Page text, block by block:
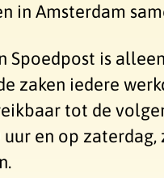
in Amsterdam
Spoedpost is
zaken iedere
tot de
uur en op zaterdag,